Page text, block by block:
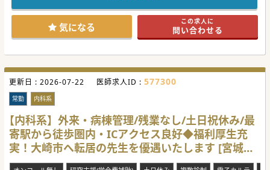
気になる この求人に
問い合わせる
更新日 : 2026-07-22 医師求人ID : 577300
常勤 内科系
【内科系】外来・病棟管理/残業なし/土日祝休み/最
寄駅から徒歩圏内・ICアクセス良好◆福利厚生充
実！大崎市へ転居の先生を優遇いたします [宮城県
大崎市]